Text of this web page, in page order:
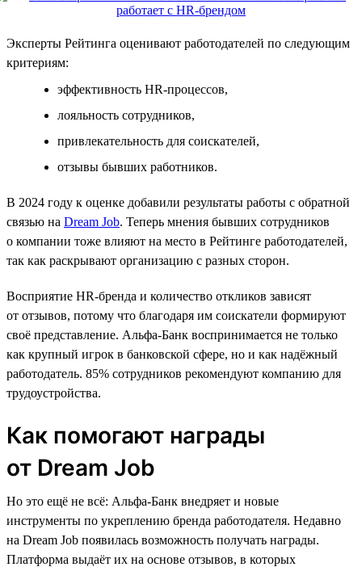
Эксперты Рейтинга оценивают работодателей по следующим
критериям:
эффективность HR-процессов,
лояльность сотрудников,
привлекательность для соискателей,
отзывы бывших работников.
В 2024 году к оценке добавили результаты работы с обратной
связью на Dream Job. Теперь мнения бывших сотрудников
о компании тоже влияют на место в Рейтинге работодателей,
так как раскрывают организацию с разных сторон.
Восприятие HR-бренда и количество откликов зависят
от отзывов, потому что благодаря им соискатели формируют
своё представление. Альфа-Банк воспринимается не только
как крупный игрок в банковской сфере, но и как надёжный
работодатель. 85% сотрудников рекомендуют компанию для
трудоустройства.
Как помогают награды
от Dream Job
Но это ещё не всё: Альфа-Банк внедряет и новые
инструменты по укреплению бренда работодателя. Недавно
на Dream Job появилась возможность получать награды.
Платформа выдаёт их на основе отзывов, в которых